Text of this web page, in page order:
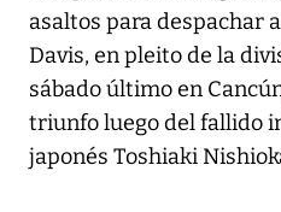
asaltos para despachar
Davis, en pleito de la
sábado último en
triunfo luego del fallido
japonés Toshiaki